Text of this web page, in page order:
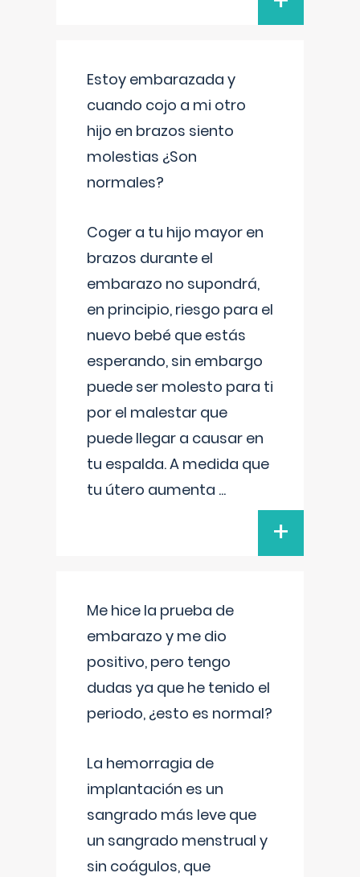
Estoy embarazada y
cuando cojo a mi otro
hijo en brazos siento
molestias ¿Son
normales?
Coger a tu hijo mayor en
brazos durante el
embarazo no supondrá,
en principio, riesgo para el
nuevo bebé que estás
esperando, sin embargo
puede ser molesto para ti
por el malestar que
puede llegar a causar en
tu espalda. A medida que
tu útero aumenta ...
+
Me hice la prueba de
embarazo y me dio
positivo, pero tengo
dudas ya que he tenido el
periodo, ¿esto es normal?
La hemorragia de
implantación es un
sangrado más leve que
un sangrado menstrual y
sin coágulos, que